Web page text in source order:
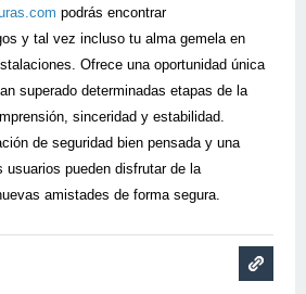
podrás encontrar
y tal vez incluso tu alma gemela en
Ofrece una oportunidad única
superado determinadas etapas de la
sinceridad y estabilidad.
de seguridad bien pensada y una
usuarios pueden disfrutar de la
amistades de forma segura.